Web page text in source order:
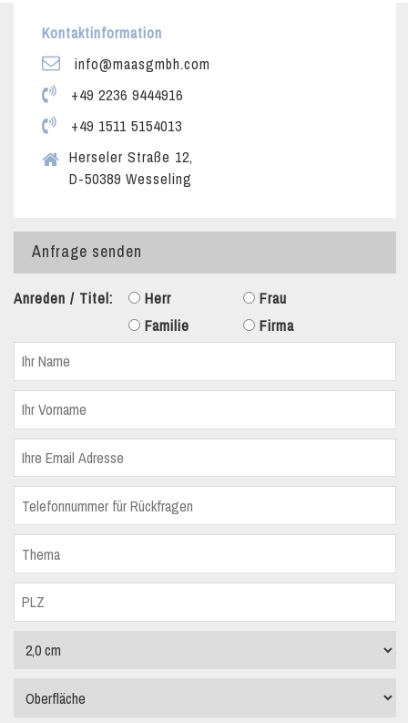
Kontaktinformation
info@maasgmbh.com
+49 2236 9444916
+49 1511 5154013
Herseler Straße 12,
D-50389 Wesseling
Anfrage senden
Anreden / Titel: Herr
Frau
Familie
Firma